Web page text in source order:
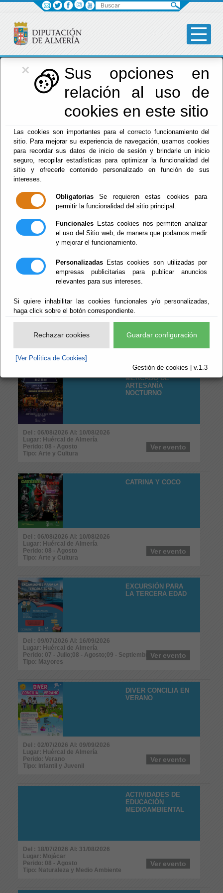
×
Sus opciones en
relación al uso de
cookies en este sitio
Las cookies son importantes para el correcto funcionamiento del
sitio. Para mejorar su experiencia de navegación, usamos cookies
para recordar sus datos de inicio de sesión y brindarle un inicio
seguro, recopilar estadísticas para optimizar la funcionalidad del
sitio y ofrecerle contenido personalizado en función de sus
intereses.
Obligatorias Se requieren estas cookies para
permitir la funcionalidad del sitio principal.
Funcionales Estas cookies nos permiten analizar
el uso del Sitio web, de manera que podamos medir
y mejorar el funcionamiento.
Personalizadas Estas cookies son utilizadas por
empresas publicitarias para publicar anuncios
relevantes para sus intereses.
Si quiere inhabilitar las cookies funcionales y/o personalizadas,
haga click sobre el botón correspondiente.
Rechazar cookies Guardar configuración
[Ver Política de Cookies]
Gestión de cookies | v.1.3
Diputación
Menú Diputación
Escuchar
SENDERO EL
CHULLO
Del : 17/08/2020 Al: 19/08/2027
Perido: Anual
Tipo: Naturaleza y Medio Ambiente
Ver evento
CALENDARIO DEL
MERCADILLO DE
BERJA 2026
Del : 01/01/2026 Al: 31/12/2026
Lugar: Berja
Mayo;06 - Junio;07 - Julio;08 - Agosto;09 - Septiembre;10
Tipo: Profesionales y Negocios
MERCADO DE
ARTESANÍA
NOCTURNO
Del : 06/08/2026 Al: 10/08/2026
Lugar: Huércal de Almería
Perido: 08 - Agosto
Tipo: Arte y Cultura
Ver evento
CATRINA Y COCO
Del : 06/08/2026 Al: 10/08/2026
Lugar: Huércal de Almería
Perido: 08 - Agosto
Tipo: Arte y Cultura
Ver evento
EXCURSIÓN PARA
LA TERCERA EDAD
Del : 09/07/2026 Al: 16/09/2026
Lugar: Huércal de Almería
Perido: 07 - Julio;08 - Agosto;09 - Septiembre
Tipo: Mayores
Ver evento
DIVER CONCILIA EN
VERANO
Del : 02/07/2026 Al: 09/09/2026
Lugar: Huércal de Almería
Perido: Verano
Tipo: Infantil y Juvenil
Ver evento
ACTIVIDADES DE
EDUCACIÓN
MEDIOAMBIENTAL
Del : 18/07/2026 Al: 31/08/2026
Lugar: Mojácar
Perido: 08 - Agosto
Tipo: Naturaleza y Medio Ambiente
Ver evento
Buscar